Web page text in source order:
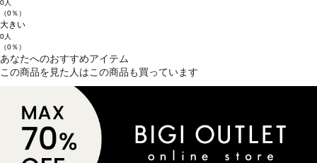
0人
（0％）
大きい
0人
（0％）
あなたへのおすすめアイテム
この商品を見た人はこの商品も買っています